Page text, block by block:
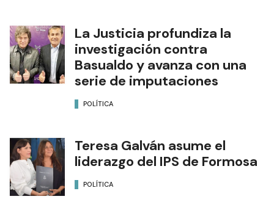
La Justicia profundiza la
investigación contra
Basualdo y avanza con una
serie de imputaciones
POLÍTICA
Teresa Galván asume el
liderazgo del IPS de Formosa
POLÍTICA